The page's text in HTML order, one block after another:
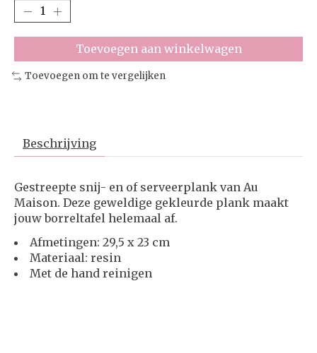
Toevoegen aan winkelwagen
Toevoegen om te vergelijken
Beschrijving
Gestreepte snij- en of serveerplank van Au
Maison. Deze geweldige gekleurde plank maakt
jouw borreltafel helemaal af.
Afmetingen: 29,5 x 23 cm
Materiaal: resin
Met de hand reinigen